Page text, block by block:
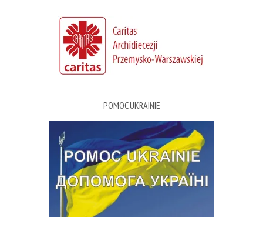
POMOC UKRAINIE